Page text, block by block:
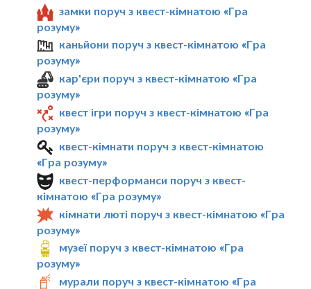
замки поруч з квест-кімнатою «Гра
розуму»
каньйони поруч з квест-кімнатою «Гра
розуму»
кар'єри поруч з квест-кімнатою «Гра
розуму»
квест ігри поруч з квест-кімнатою «Гра
розуму»
квест-кімнати поруч з квест-кімнатою
«Гра розуму»
квест-перформанси поруч з квест-
кімнатою «Гра розуму»
кімнати люті поруч з квест-кімнатою «Гра
розуму»
музеї поруч з квест-кімнатою «Гра
розуму»
мурали поруч з квест-кімнатою «Гра